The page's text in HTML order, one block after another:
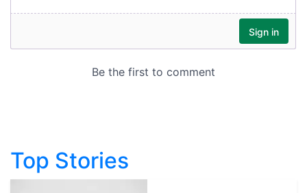
Top Stories